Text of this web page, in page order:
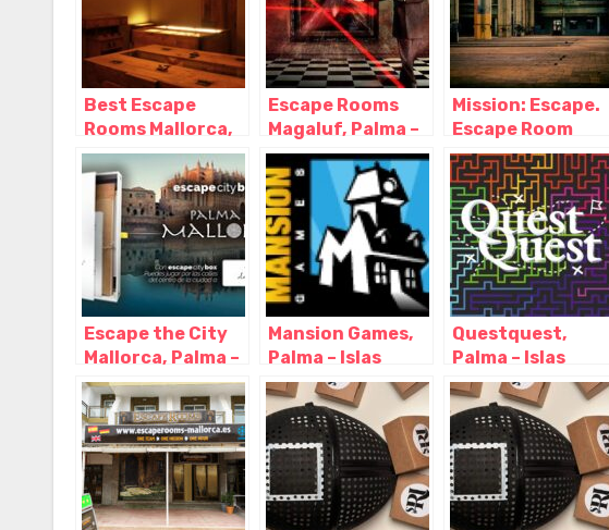
Best Escape
Rooms Mallorca,
Palma – Islas
Baleares
Escape Rooms
Magaluf, Palma –
Islas Baleares
Mission: Escape.
Escape Room
Mallorca, Palma –
Islas Baleares
Escape the City
Mallorca, Palma –
Islas Baleares
Mansion Games,
Palma – Islas
Baleares
Questquest,
Palma – Islas
Baleares